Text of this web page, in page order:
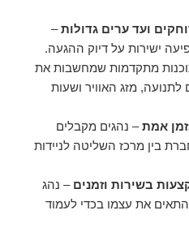
ועד ערים גדולות–
ישירות על דיוק ההגעה.
מתקדמות שמחשבות את
מזג האוויר ושעות
אמת– נהגים מקבלים
בין מרכז השליטה לניידות
בשירות וזמנים – נהג
את עצמו בכדי לעמוד